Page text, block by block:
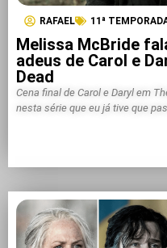
RAFAEL 11ª
Melissa McBride
adeus de Carol e
Dead
Cena final de Carol e Daryl em
nesta série que eu já tive que